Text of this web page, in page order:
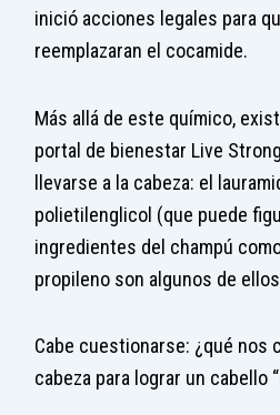
inició acciones legales para
reemplazaran el cocamide.
Más allá de este químico,
portal de bienestar Live
llevarse a la cabeza: el
polietilenglicol (que puede
ingredientes del champú
propileno son algunos de
Cabe cuestionarse: ¿qué nos
cabeza para lograr un cabello